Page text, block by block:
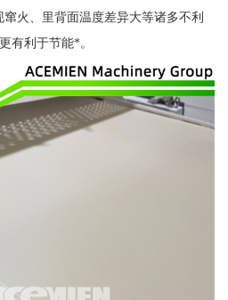
火、里背面温度差异大等诸多不利
有利于节能*。